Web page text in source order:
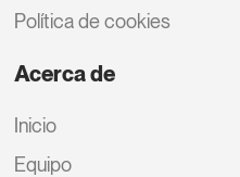
Política de cookies
Acerca de
Inicio
Equipo